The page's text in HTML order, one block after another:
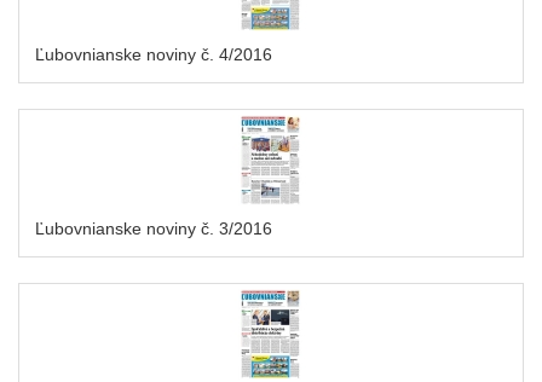
Ľubovnianske noviny č. 4/2016
Ľubovnianske noviny č. 3/2016